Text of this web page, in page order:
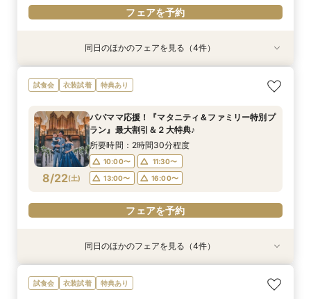
フェアを予約
衣装試着 特典あり
8/21(金)
【ドレス重視オススメ◎】人気ドレス２５万円
OFF*来館特典×無料試食付
10:00〜
11:30〜
13:00〜
16:00〜
フェアを予約
特典あり
8/21(金)
【少人数婚応援】来館でヘアコスメ＆1万円ギフ
トGET！特典・試食フェア
10:00〜
11:30〜
13:00〜
16:00〜
フェアを予約
衣装試着 特典あり
8/21(金)
卒花オススメ◎英国伝統の大聖堂チャペル*最大
150万円割引×来館特典ギフト券１万円
10:00〜
11:30〜
13:00〜
16:00〜
フェアを予約
衣装試着 特典あり
8/21(金)
【ペット婚人気NO.1】愛犬と誓うリングドッグ演
出×豪華試食フェア*最大15大特典付き
10:00〜
11:30〜
13:00〜
16:00〜
フェアを予約
同日のほかのフェアを見る（4件）
試食会 衣装試着 特典あり
8/22(土)
パパママ応援！『マタニティ＆ファミリー特別プ
ラン』最大割引＆２大特典♪
所要時間：2時間30分程度
10:00〜
11:30〜
13:00〜
16:00〜
フェアを予約
衣装試着 特典あり
【ドレス重視オススメ◎】人気ドレス２５万円
OFF*来館特典×無料試食付
特典あり
【少人数婚応援】来館でヘアコスメ＆1万円ギフ
トGET！特典・試食フェア
衣装試着 特典あり
卒花オススメ◎英国伝統の大聖堂チャペル*最大
150万円割引×来館特典ギフト券１万円
衣装試着 特典あり
【ペット婚人気NO.1】愛犬と誓うリングドッグ演
出×豪華試食フェア*最大15大特典付き
同日のほかのフェアを見る（4件）
試食会 衣装試着 特典あり